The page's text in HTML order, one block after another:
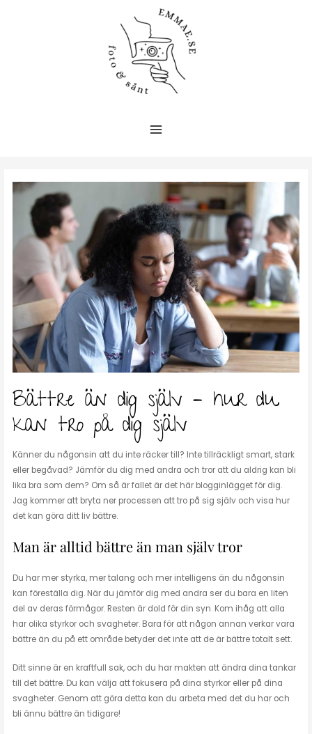
Bättre än dig själv – hur du
kan tro på dig själv
Känner du någonsin att du inte räcker till? Inte tillräckligt smart, stark
eller begåvad? Jämför du dig med andra och tror att du aldrig kan bli
lika bra som dem? Om så är fallet är det här blogginlägget för dig.
Jag kommer att bryta ner processen att tro på sig själv och visa hur
det kan göra ditt liv bättre.
Man är alltid bättre än man själv tror
Du har mer styrka, mer talang och mer intelligens än du någonsin
kan föreställa dig. När du jämför dig med andra ser du bara en liten
del av deras förmågor. Resten är dold för din syn. Kom ihåg att alla
har olika styrkor och svagheter. Bara för att någon annan verkar vara
bättre än du på ett område betyder det inte att de är bättre totalt sett.
Ditt sinne är en kraftfull sak, och du har makten att ändra dina tankar
till det bättre. Du kan välja att fokusera på dina styrkor eller på dina
svagheter. Genom att göra detta kan du arbeta med det du har och
bli ännu bättre än tidigare!